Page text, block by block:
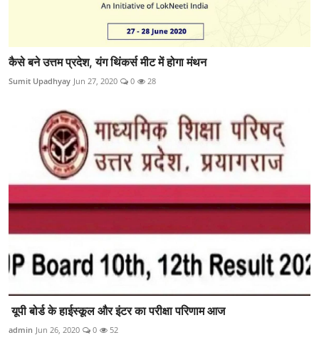
कैसे बने उत्तम प्रदेश, यंग थिंकर्स मीट में होगा मंथन
Sumit Upadhyay Jun 27, 2020 0 28
यूपी बोर्ड के हाईस्कूल और इंटर का परीक्षा परिणाम आज
admin Jun 26, 2020 0 52